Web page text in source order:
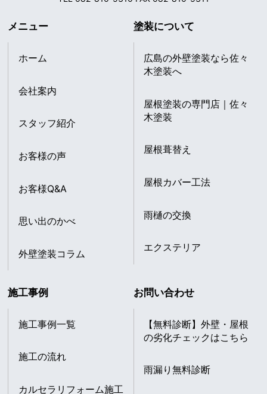
メニュー
ホーム
会社案内
スタッフ紹介
お客様の声
お客様Q&A
思い出のかべ
外壁塗装コラム
塗装について
広島の外壁塗装なら佐々
木塗装へ
屋根塗装の専門店｜佐々
木塗装
屋根葺替え
屋根カバー工法
雨樋の交換
エクステリア
施工事例
施工事例一覧
施工の流れ
カルセラリフォーム施工
お問い合わせ
【無料診断】外壁・屋根
の劣化チェックはこちら
雨漏り無料診断